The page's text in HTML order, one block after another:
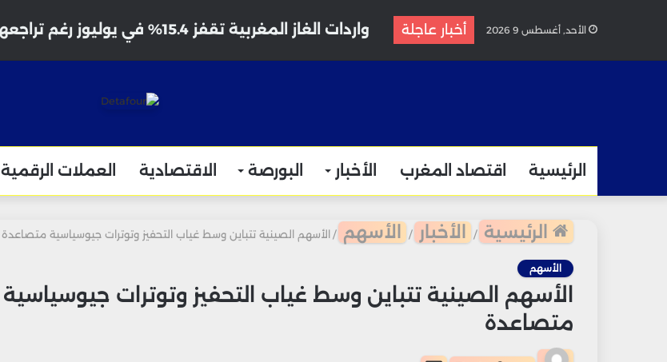
الأحد, أغسطس 9 2026 أخبار عاجلة
الرئيسية اقتصاد المغرب الأخبار البورصة الاقتصادية العملات الرقمية
الرئيسية / الأخبار / الأسهم / الأسهم الصينية تتباين وسط غياب التحفيز وتوترات جيوسياسية متصاعدة
الأسهم
الأسهم الصينية تتباين وسط غياب التحفيز وتوترات جيوسياسية
متصاعدة